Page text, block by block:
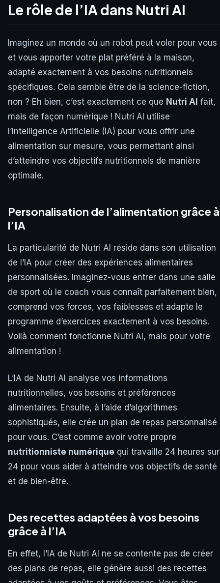
Le rôle de l’IA dans Nutri AI
Imaginez un monde où un robot peut voler pour vous
et vous apporter votre plat préféré à la maison,
adapté exactement à vos besoins nutritionnels
spécifiques. Cela semble être de la science-fiction,
non ? Eh bien, c’est exactement ce que Nutri AI fait,
mais de façon numérique ! Nutri AI utilise
l’Intelligence Artificielle (IA) pour vous offrir une
alimentation sur mesure, vous permettant ainsi
d’atteindre vos objectifs nutritionnels de manière
optimale.
Personalisation de l’alimentation grâce à
l’IA
La particularité de Nutri AI réside dans son utilisation
de l’IA pour créer des expériences alimentaires
personnalisées. Imaginez-vous entrer dans une salle
de sport où le coach vous connaît parfaitement bien,
comprend vos forces, vos faiblesses et adapte le
programme d’exercices exactement à vos besoins.
Voilà comment fonctionne Nutri AI, mais pour votre
alimentation !
L’IA de Nutri AI analyse vos informations
nutritionnelles, vos besoins et préférences
alimentaires. Ensuite, à l’aide d’algorithmes
sophistiqués, elle crée un plan de repas personnalisé
pour vous. C’est comme avoir votre propre
nutritionniste numérique qui travaille 24 heures sur
24 pour vous aider à atteindre vos objectifs de santé
et de bien-être.
Des recettes adaptées à vos besoins
grâce à l’IA
En effet, l’IA de Nutri AI ne se contente pas de créer
des plans de repas, elle génère aussi des recettes